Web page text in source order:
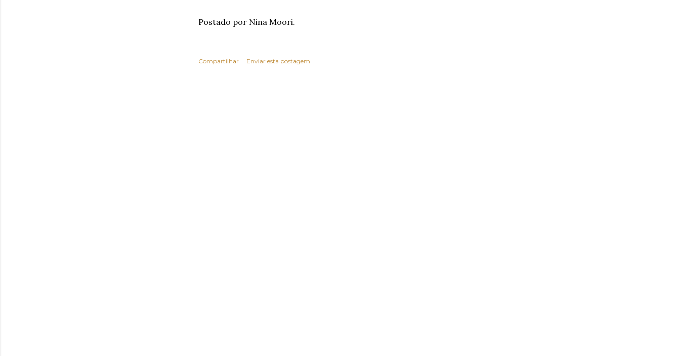
Postado por Nina Moori.
Compartilhar Enviar esta postagem